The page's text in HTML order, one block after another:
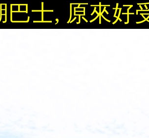
巴士, 原來好